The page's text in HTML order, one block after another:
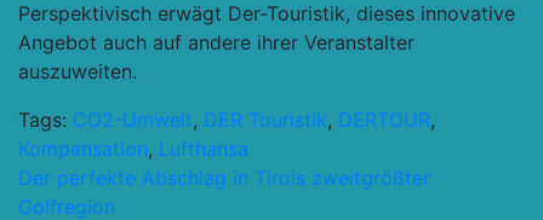
Perspektivisch erwägt Der-Touristik, dieses innovative
Angebot auch auf andere ihrer Veranstalter
auszuweiten.
Tags: CO2-Umwelt, DER Touristik, DERTOUR,
Kompensation, Lufthansa
Beitragsnavigation
Der perfekte Abschlag in Tirols zweitgrößter
Golfregion